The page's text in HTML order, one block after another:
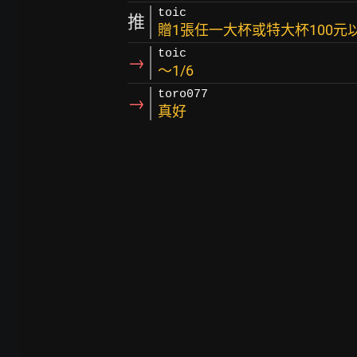
推 toic
贈1張任一大杯或特大杯100元
→ toic
～1/6
→ toro077
真好